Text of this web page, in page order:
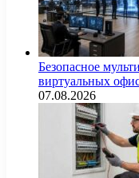
Безопасное
виртуальных
07.08.2026